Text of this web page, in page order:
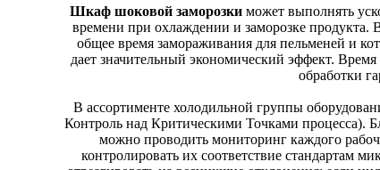
Шкаф шоковой заморозки может выполнять
времени при охлаждении и заморозке продукта.
общее время замораживания для пельменей и
дает значительный экономический эффект.
обработки
В ассортименте холодильной группы
Контроль над Критическими Точками процесса).
можно проводить мониторинг каждого
контролировать их соответствие стандартам